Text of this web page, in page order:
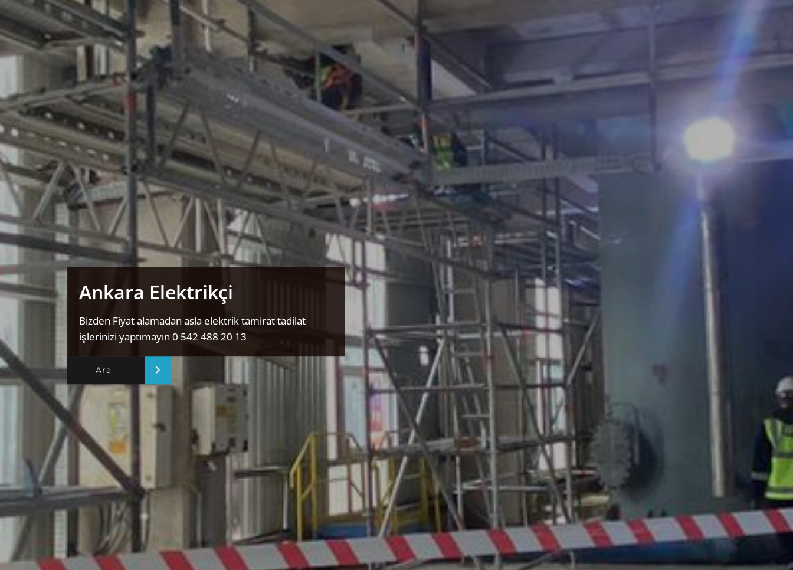
Ankara Elektrikçi
Bizden Fiyat alamadan asla elektrik tamirat tadilat
işlerinizi yaptımayın 0 542 488 20 13
Ara